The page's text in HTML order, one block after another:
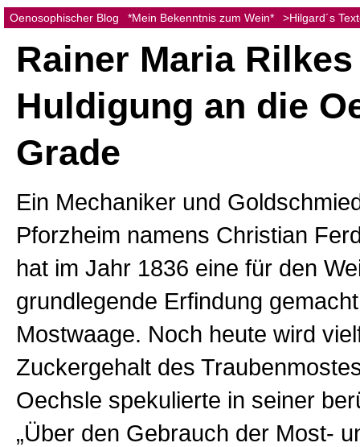
Oenosophischer Blog *Mein Bekenntnis zum Wein* >Hilgard´s
Rainer Maria Rilkes
Huldigung an die
Grade
Ein Mechaniker und
Pforzheim namens Christian
hat im Jahr 1836 eine für den
grundlegende Erfindung
Mostwaage. Noch heute wird
Zuckergehalt des
Oechsle spekulierte in seiner
„Über den Gebrauch der Most-